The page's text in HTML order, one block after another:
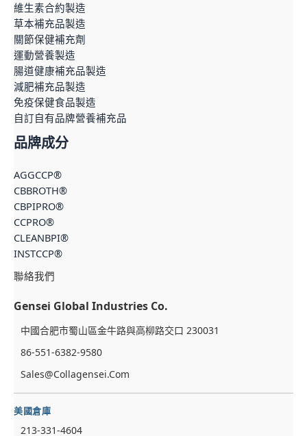
維生素合約製造
草本補充品製造
關節保健補充劑
運動營養製造
腸道健康補充品製造
減肥補充品製造
免疫保健食品製造
自訂自有品牌營養補充品
品牌成分
AGGCCP®
CBBROTH®
CBPIPRO®
CCPRO®
CLEANBPI®
INSTCCP®
聯絡我們
Gensei Global Industries Co.
中國合肥市蜀山區金牛路與高柳路交口 230031
86-551-6382-9580
Sales@collagensei.com
美國倉庫
213-331-4604
French